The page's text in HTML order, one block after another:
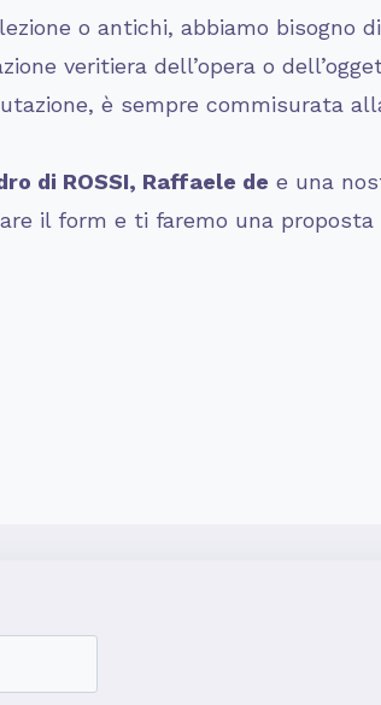
o antichi, abbiamo bisogno
veritiera dell’opera o
è sempre commisurata
di ROSSI, Raffaele de e una
il form e ti faremo una proposta